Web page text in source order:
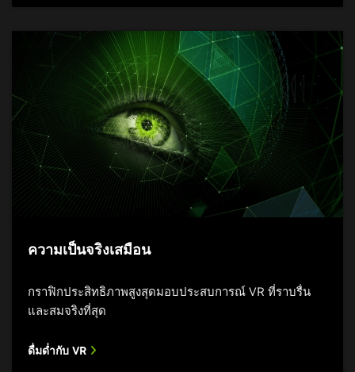
ความเป็นจริงเสมือน
กราฟิกประสิทธิภาพสูงสุดมอบประสบการณ์ VR ที่ราบรื่น
และสมจริงที่สุด
ดื่มด่ำกับ VR